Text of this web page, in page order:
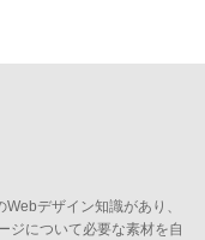
デザイン知識があり、
ジについて必要な素材を自